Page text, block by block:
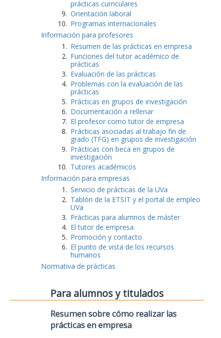
prácticas curriculares
Orientación laboral
Programas internacionales
Información para profesores
Resumen de las prácticas en empresa
Funciones del tutor académico de
prácticas
Evaluación de las prácticas
Problemas con la evaluación de las
prácticas
Prácticas en grupos de investigación
Documentación a rellenar
El profesor como tutor de empresa
Prácticas asociadas al trabajo fin de
grado (TFG) en grupos de investigación
Prácticas con beca en grupos de
investigación
Tutores académicos
Información para empresas
Servicio de prácticas de la UVa
Tablón de la ETSIT y el portal de empleo
UVa
Prácticas para alumnos de máster
El tutor de empresa
Promoción y contacto
El punto de vista de los recursos
humanos
Normativa de prácticas
Para alumnos y titulados
Resumen sobre cómo realizar las
prácticas en empresa